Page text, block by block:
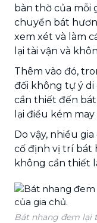
bàn thờ của mỗi
chuyển bát
xem xét và làm
lại tài vận và
Thêm vào đó,
đối không tự ý
cần thiết đến
lại điều kém
Do vậy, nhiều
cố định vị trí bát
không cần thiết
Bát nhang đem lại